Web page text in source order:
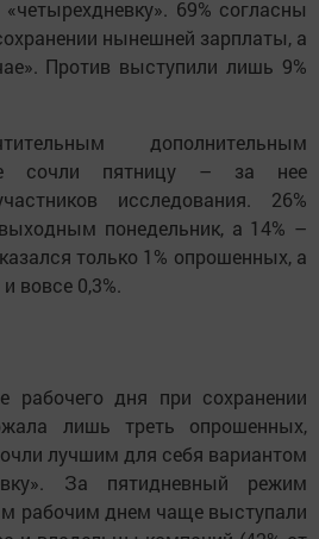
69% согласны
нынешней зарплаты, а
Против выступили лишь 9%
дополнительным
сочли пятницу – за нее
исследования. 26%
понедельник, а 14% –
только 1% опрошенных, а
вовсе 0,3%.
рабочего дня при сохранении
лишь треть опрошенных,
лучшим для себя вариантом
За пятидневный режим
рабочим днем чаще выступали